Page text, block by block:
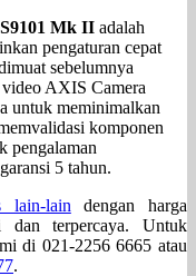
Mk II adalah
pengaturan cepat
sebelumnya
AXIS Camera
untuk meminimalkan
komponen
pengalaman
5 tahun.
lain-lain dengan harga
dan terpercaya. Untuk
di 021-2256 6665 atau
.